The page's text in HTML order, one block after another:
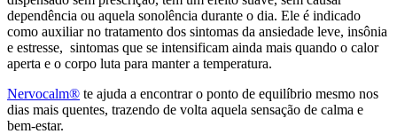
dependência ou aquela sonolência durante o dia. Ele é indicado
como auxiliar no tratamento dos sintomas da ansiedade leve, insônia
e estresse, sintomas que se intensificam ainda mais quando o calor
aperta e o corpo luta para manter a temperatura.
Nervocalm® te ajuda a encontrar o ponto de equilíbrio mesmo nos
dias mais quentes, trazendo de volta aquela sensação de calma e
bem-estar.